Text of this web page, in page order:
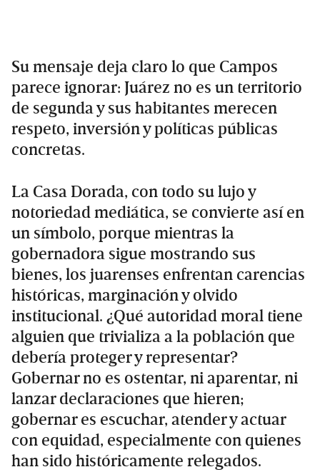
Su mensaje deja claro lo que Campos
parece ignorar: Juárez no es un territorio
de segunda y sus habitantes merecen
respeto, inversión y políticas públicas
concretas.
La Casa Dorada, con todo su lujo y
notoriedad mediática, se convierte así en
un símbolo, porque mientras la
gobernadora sigue mostrando sus
bienes, los juarenses enfrentan carencias
históricas, marginación y olvido
institucional. ¿Qué autoridad moral tiene
alguien que trivializa a la población que
debería proteger y representar?
Gobernar no es ostentar, ni aparentar, ni
lanzar declaraciones que hieren;
gobernar es escuchar, atender y actuar
con equidad, especialmente con quienes
han sido históricamente relegados.